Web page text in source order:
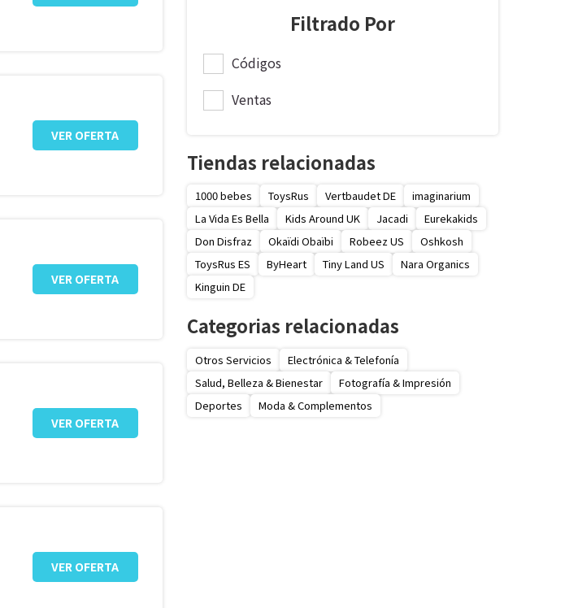
VER OFERTA
VER OFERTA
VER OFERTA
VER OFERTA
Filtrado Por
Códigos
Ventas
Tiendas relacionadas
1000 bebes ToysRus Vertbaudet DE
imaginarium
La Vida Es Bella
Kids Around UK Jacadi
Eurekakids
Don Disfraz
Okaïdi Obaïbi Robeez US
Oshkosh
ToysRus ES
ByHeart Tiny Land US
Nara Organics
Kinguin DE
Categorias relacionadas
Otros Servicios
Electrónica & Telefonía
Salud, Belleza & Bienestar
Fotografía & Impresión
Deportes
Moda & Complementos